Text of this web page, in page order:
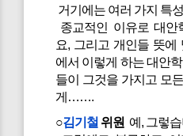
거기에는 여러 가지 특
종교적인 이유로 대안
요, 그리고 개인들 뜻
에서 이렇게 하는 대안
들이 그것을 가지고 모
게…….
○김기철 위원 예, 그렇